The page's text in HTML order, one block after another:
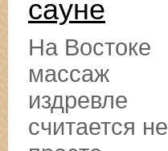
сауне
На Востоке
массаж
издревле
считается не